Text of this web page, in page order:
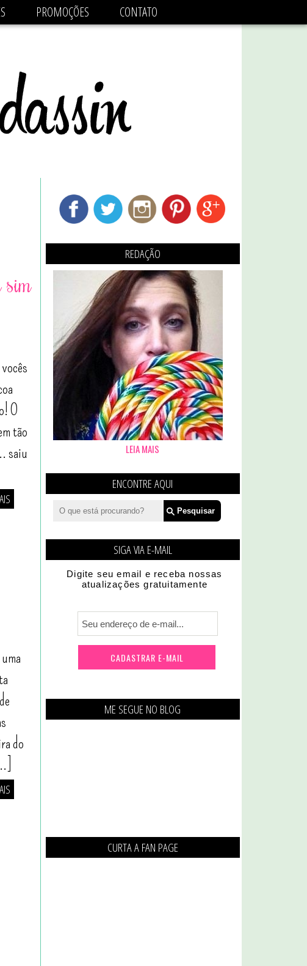
js/adsbygoogle.js'/>
PROMOÇÕES CONTATO
O
tão
saiu
do
REDAÇÃO
LEIA MAIS
ENCONTRE AQUI
SIGA VIA E-MAIL
Digite seu email e receba nossas
atualizações gratuitamente
ME SEGUE NO BLOG
CURTA A FAN PAGE